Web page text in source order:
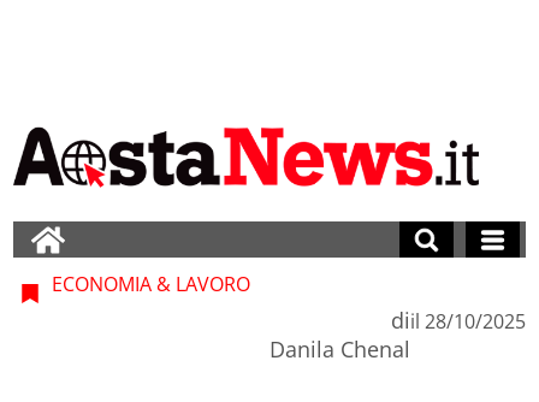
ECONOMIA & LAVORO
di
Danila Chenal
il 28/10/2025